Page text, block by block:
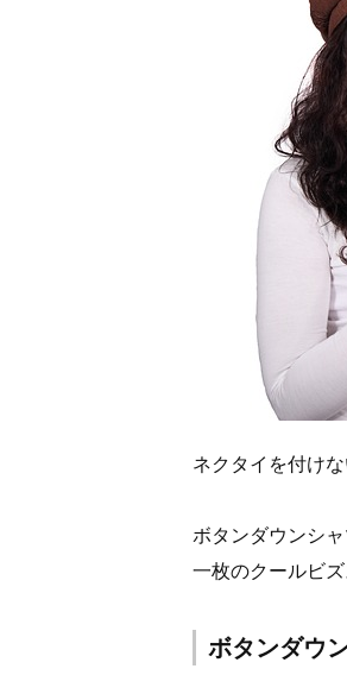
ネクタイを付け
ボタンダウンシ
一枚のクールビ
ボタンダウ